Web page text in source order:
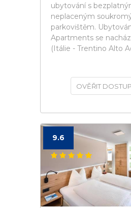
ubytování s
neplaceným
parkovištěm.
Apartments se
(Itálie - Trentino Alto
OVĚŘIT
9.6